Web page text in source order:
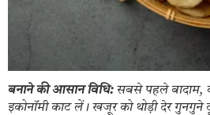
बनाने की आसान विधि: सबसे पहले बादाम,
इकोनॉमी काट लें। खजूर को थोड़ी देर गुनगुने